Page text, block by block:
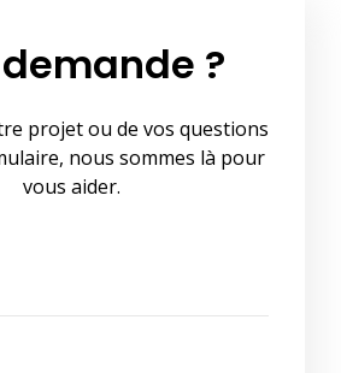
?
projet ou de vos questions
nous sommes là pour
vous aider.